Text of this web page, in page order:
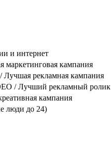
и интернет
кампания
рекламная кампания
/ Лучший рекламный ролик
кампания
люди до 24)